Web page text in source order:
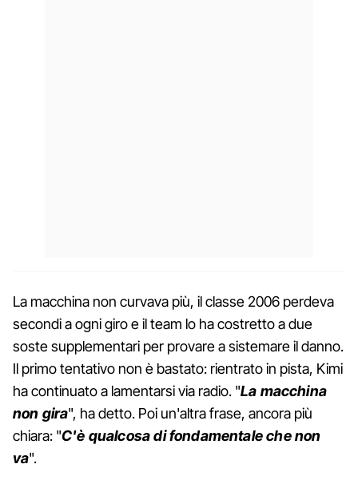
La macchina non curvava più, il classe 2006 perdeva
secondi a ogni giro e il team lo ha costretto a due
soste supplementari per provare a sistemare il danno.
Il primo tentativo non è bastato: rientrato in pista, Kimi
ha continuato a lamentarsi via radio. "La macchina
non gira", ha detto. Poi un'altra frase, ancora più
chiara: "C'è qualcosa di fondamentale che non
va".